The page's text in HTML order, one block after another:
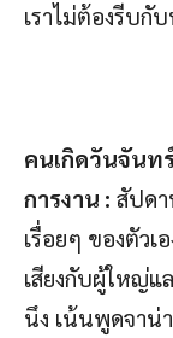
เราไม่ต้องรีบกั
คนเกิดวันจันทร์
การงาน : สัปดา
เรื่อยๆ ของตัวเ
เสียงกับผู้ใหญ่แ
นึง เน้นพูดจาน่